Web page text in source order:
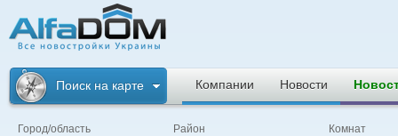
новостройки
Украины
Поиск на карте Компании Новости
Город/область
Район
Комнат